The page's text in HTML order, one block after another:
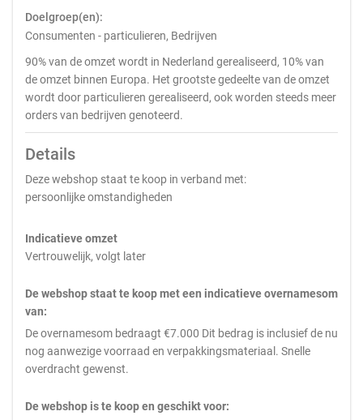
Doelgroep(en):
Consumenten - particulieren, Bedrijven
90% van de omzet wordt in Nederland gerealiseerd, 10% van
de omzet binnen Europa. Het grootste gedeelte van de omzet
wordt door particulieren gerealiseerd, ook worden steeds meer
orders van bedrijven genoteerd.
Details
Deze webshop staat te koop in verband met:
persoonlijke omstandigheden
Indicatieve omzet
Vertrouwelijk, volgt later
De webshop staat te koop met een indicatieve overnamesom
van:
De overnamesom bedraagt €7.000 Dit bedrag is inclusief de nu
nog aanwezige voorraad en verpakkingsmateriaal. Snelle
overdracht gewenst.
De webshop is te koop en geschikt voor: